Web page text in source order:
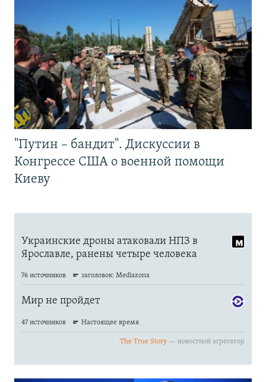
"Путин – бандит". Дискуссии в
Конгрессе США о военной помощи
Киеву